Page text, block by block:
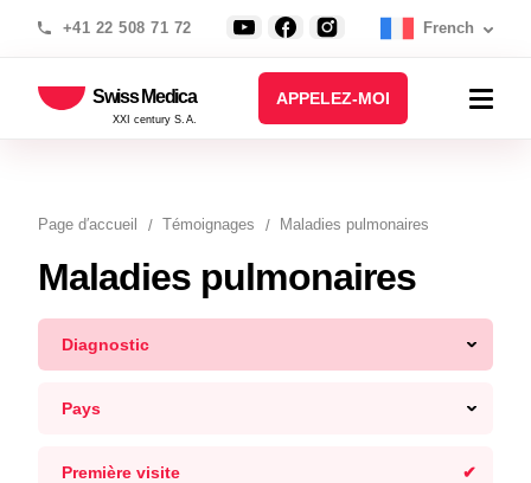
+41 22 508 71 72 French
Swiss Medica
XXI century S.A.
APPELEZ-MOI
Page d′accueil Témoignages Maladies pulmonaires
Maladies pulmonaires
Diagnostic
Pays
Première visite